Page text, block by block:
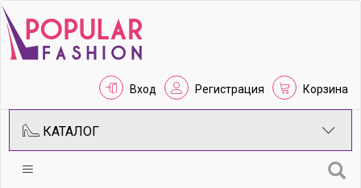
Вход Регистрация Корзина
КАТАЛОГ